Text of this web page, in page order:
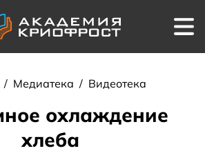
/ Медиатека / Видеотека
охлаждение
хлеба